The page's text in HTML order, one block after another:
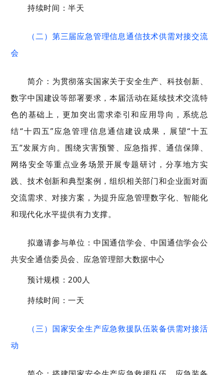
持续时间：半天
（二）第三届应急管理信息通信技术供需对接交流
会
简介：为贯彻落实国家关于安全生产、科技创新、
数字中国建设等部署要求，本届活动在延续技术交流特
色的基础上，更加突出需求牵引和应用导向，系统总
结“十四五”应急管理信息通信建设成果，展望“十五
五”发展方向。围绕灾害预警、应急指挥、通信保障、
网络安全等重点业务场景开展专题研讨，分享地方实
践、技术创新和典型案例，组织相关部门和企业面对面
交流需求、对接方案，为提升应急管理数字化、智能化
和现代化水平提供有力支撑。
拟邀请参与单位：中国通信学会、中国通信学会公
共安全通信委员会、应急管理部大数据中心
预计规模：200人
持续时间：一天
（三）国家安全生产应急救援队伍装备供需对接活
动